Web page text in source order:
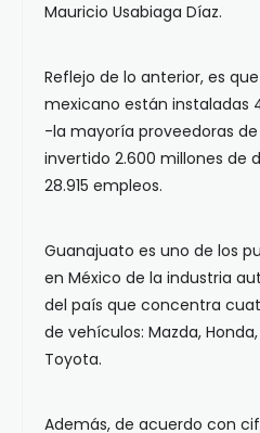
Mauricio Usabiaga Díaz.
Reflejo de lo anterior, es
mexicano están instaladas
-la mayoría proveedoras
invertido 2.600 millones de
28.915 empleos.
Guanajuato es uno de los
en México de la industria
del país que concentra
de vehículos: Mazda,
Toyota.
Además, de acuerdo con